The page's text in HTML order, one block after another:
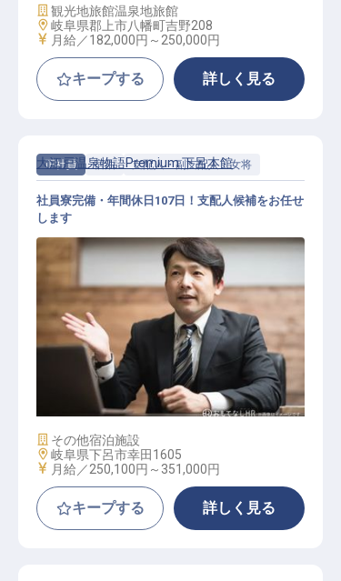
施設業態
観光地旅館温泉地旅館
勤務地
岐阜県郡上市八幡町吉野208
給与
月給／182,000円～ 250,000円
キープする 詳しく見る
正社員 宿泊 支配人・副支配人・女将
支配人・副支配人・女将 / 正社員
大江戸温泉物語Premium 下呂本館
社員寮完備・年間休日107日！支配人候補をお任せ
します
施設業態
その他宿泊施設
勤務地
岐阜県下呂市幸田1605
給与
月給／250,100円～ 351,000円
キープする 詳しく見る